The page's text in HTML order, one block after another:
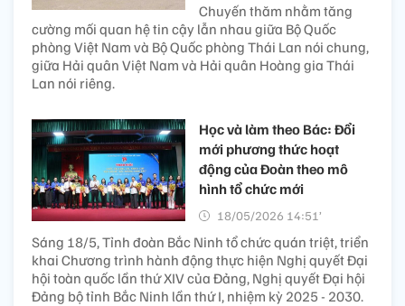
Chuyến thăm nhằm tăng
cường mối quan hệ tin cậy lẫn nhau giữa Bộ Quốc
phòng Việt Nam và Bộ Quốc phòng Thái Lan nói chung,
giữa Hải quân Việt Nam và Hải quân Hoàng gia Thái
Lan nói riêng.
Học và làm theo Bác: Đổi
mới phương thức hoạt
động của Đoàn theo mô
hình tổ chức mới
18/05/2026 14:51’
Sáng 18/5, Tỉnh đoàn Bắc Ninh tổ chức quán triệt, triển
khai Chương trình hành động thực hiện Nghị quyết Đại
hội toàn quốc lần thứ XIV của Đảng, Nghị quyết Đại hội
Đảng bộ tỉnh Bắc Ninh lần thứ I, nhiệm kỳ 2025 - 2030.